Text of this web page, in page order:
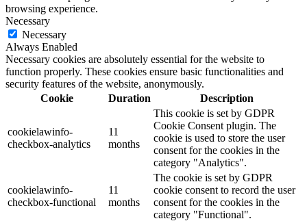
browsing experience.
Necessary
Necessary
Always Enabled
Necessary cookies are absolutely essential for the website to
function properly. These cookies ensure basic functionalities and
security features of the website, anonymously.
Cookie
Duration Description
cookielawinfo-
checkbox-analytics
11
months
This cookie is set by GDPR
Cookie Consent plugin. The
cookie is used to store the user
consent for the cookies in the
category "Analytics".
cookielawinfo-
checkbox-functional
11
months
The cookie is set by GDPR
cookie consent to record the user
consent for the cookies in the
category "Functional".